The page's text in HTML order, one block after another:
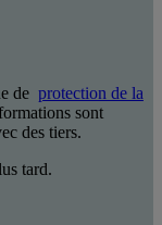
de protection de la
sont
des tiers.
tard.